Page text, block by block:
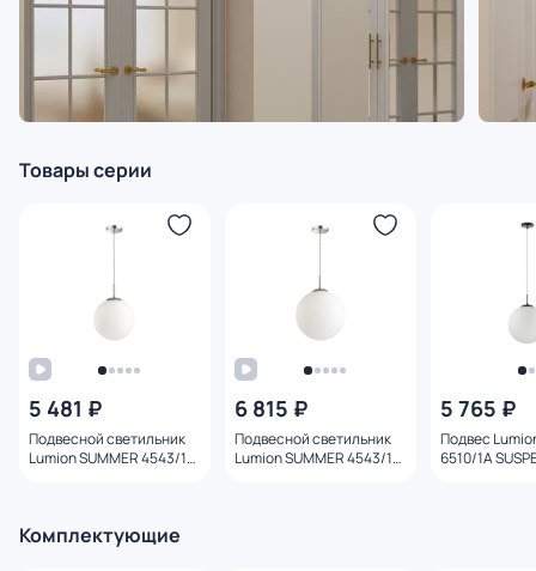
Товары серии
5 481 ₽
Подвесной светильник
Lumion SUMMER 4543/1
6 815 ₽
Подвесной светильник
Lumion SUMMER 4543/1A
5 765 ₽
Подвес
6510/1A
Комплектующие